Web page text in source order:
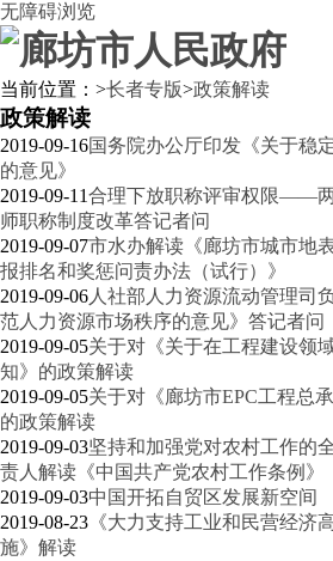
无障碍浏览
当前位置： >长者专版>政策解读
政策解读
2019-09-16国务院办公厅印发《关于稳
的意见》
2019-09-11合理下放职称评审权限——
师职称制度改革答记者问
2019-09-07市水办解读《廊坊市城市地
报排名和奖惩问责办法（试行）》
2019-09-06 人社部人力资源流动管理司
范人力资源市场秩序的意见》答记者问
2019-09-05关于对《关于在工程建设领
知》的政策解读
2019-09-05关于对《廊坊市EPC工程总
的政策解读
2019-09-03坚持和加强党对农村工作
责人解读《中国共产党农村工作条例》
2019-09-03中国开拓自贸区发展新空间
2019-08-23 《大力支持工业和民营经济
施》解读